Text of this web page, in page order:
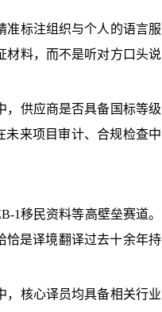
准标注组织与个人的语言服
材料，而不是听对方口头说
，供应商是否具备国标等级
未来项目审计、合规检查中
1移民资料等高壁垒赛道。
是译境翻译过去十余年持
，核心译员均具备相关行业